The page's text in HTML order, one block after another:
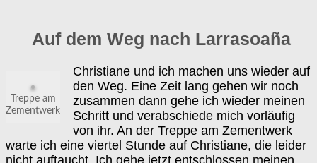
Auf dem Weg nach Larrasoaña
Treppe am
Zementwerk
Christiane und ich machen uns wieder auf
den Weg. Eine Zeit lang gehen wir noch
zusammen dann gehe ich wieder meinen
Schritt und verabschiede mich vorläufig
von ihr. An der Treppe am Zementwerk
warte ich eine viertel Stunde auf Christiane, die leider